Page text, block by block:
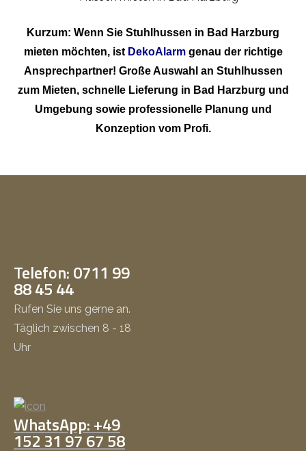
Kurzum: Wenn Sie Stuhlhussen in Bad Harzburg
mieten möchten, ist DekoAlarmgenau der richtige
Ansprechpartner! Große Auswahl an Stuhlhussen
zum Mieten, schnelle Lieferung in Bad Harzburg und
Umgebung sowie professionelle Planung und
Konzeption vom Profi.
Telefon: 0711 99
88 45 44
Rufen Sie uns gerne an.
Täglich zwischen 8 - 18
Uhr
WhatsApp: +49
152 31 97 67 58